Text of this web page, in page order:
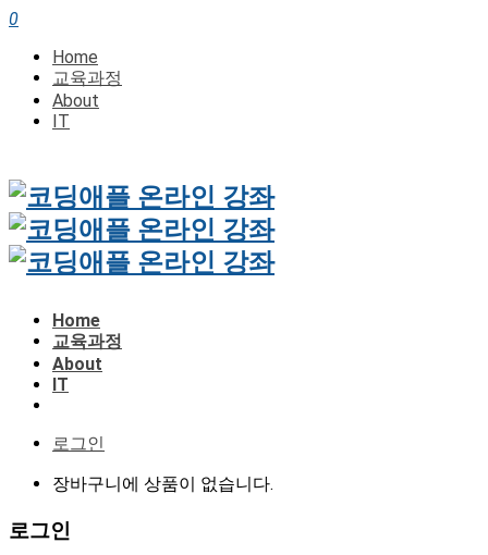
0
Home
교육과정
About
IT
Home
교육과정
About
IT
로그인
장바구니에 상품이 없습니다.
로그인